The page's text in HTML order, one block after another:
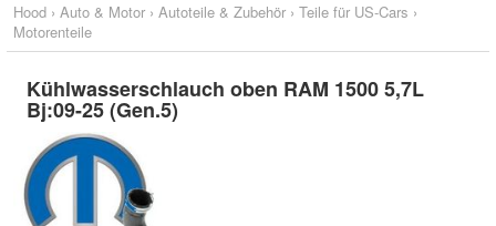
Hood › Auto & Motor › Autoteile & Zubehör › Teile für US-Cars ›
Motorenteile
Kühlwasserschlauch oben RAM 1500 5,7L
Bj:09-25 (Gen.5)